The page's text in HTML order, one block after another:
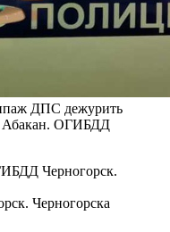
ДПС дежурить
Абакан. ОГИБДД
Черногорска